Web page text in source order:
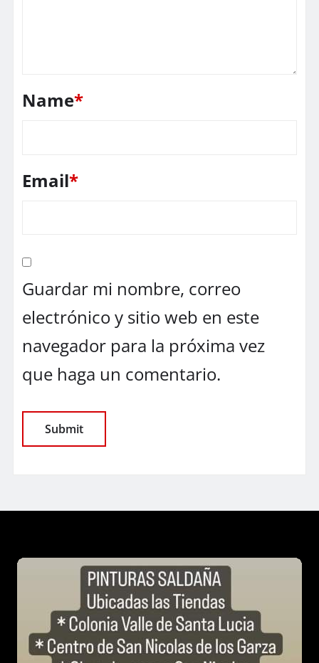
Name*
Email*
Guardar mi nombre, correo
electrónico y sitio web en este
navegador para la próxima vez
que haga un comentario.